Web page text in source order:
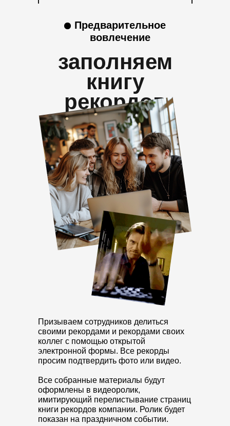
заполняем
книгу
рекордов
Призываем сотрудников делиться
своими рекордами и рекордами своих
коллег с помощью открытой
электронной формы. Все рекорды
просим подтвердить фото или видео.
Все собранные материалы будут
оформлены в видеоролик,
имитирующий перелистывание страниц
книги рекордов компании. Ролик будет
показан на праздничном событии.
Предварительное
вовлечение